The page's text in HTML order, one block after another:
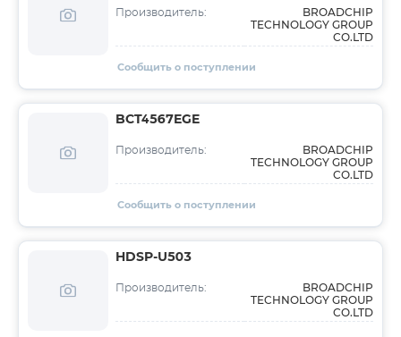
Производитель:
BROADCHIP
TECHNOLOGY GROUP
CO.LTD
Сообщить о поступлении
BCT4567EGE
Производитель:
BROADCHIP
TECHNOLOGY GROUP
CO.LTD
Сообщить о поступлении
HDSP-U503
Производитель:
BROADCHIP
TECHNOLOGY GROUP
CO.LTD